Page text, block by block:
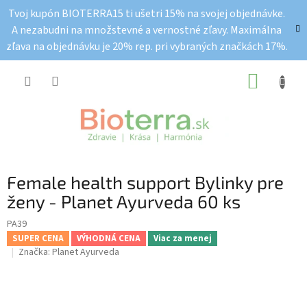
obsah
Tvoj kupón BIOTERRA15 ti ušetri 15% na svojej objednávke.
A nezabudni na množstevné a vernostné zľavy. Maximálna
zľava na objednávku je 20% rep. pri vybraných značkách 17%.
Female health support Bylinky pre
ženy - Planet Ayurveda 60 ks
PA39
SUPER CENA VÝHODNÁ CENA Viac za menej
Značka: Planet Ayurveda